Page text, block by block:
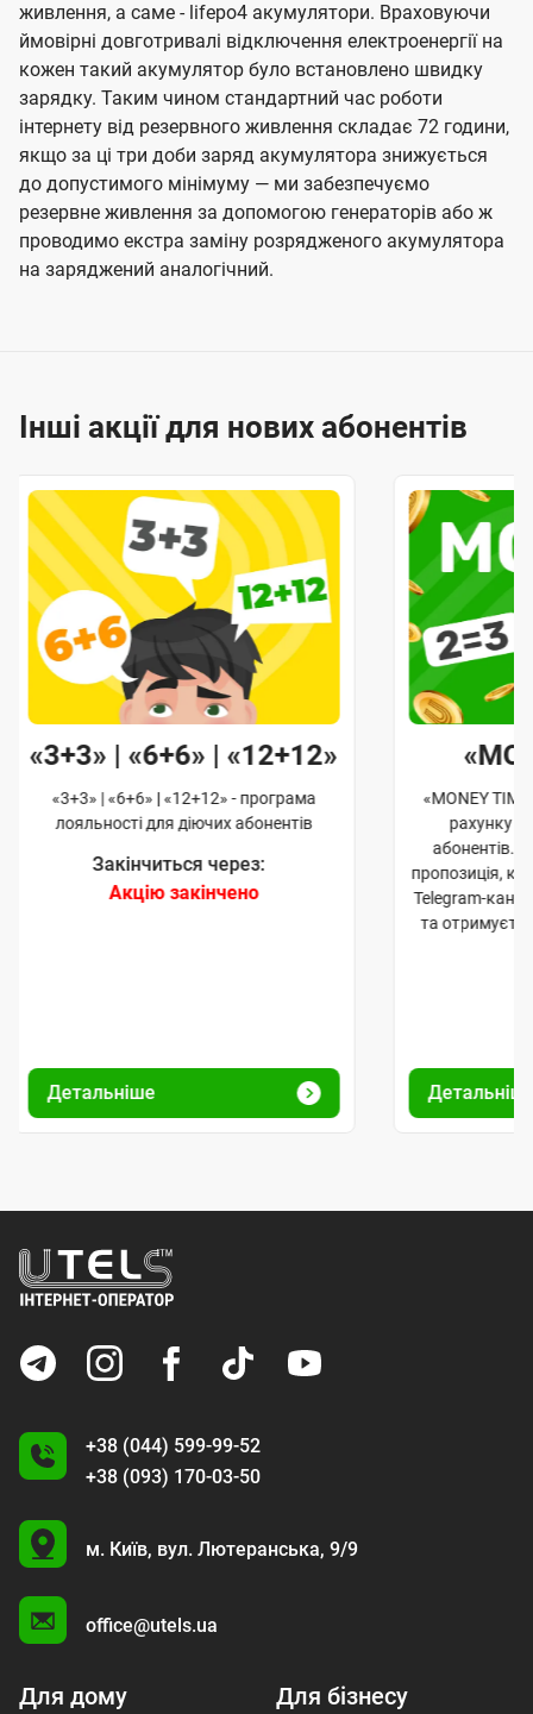
живлення, а саме - lifepo4 акумулятори. Враховуючи
ймовірні довготривалі відключення електроенергії на
кожен такий акумулятор було встановлено швидку
зарядку. Таким чином стандартний час роботи
інтернету від резервного живлення складає 72 години,
якщо за ці три доби заряд акумулятора знижується
до допустимого мінімуму — ми забезпечуємо
резервне живлення за допомогою генераторів або ж
проводимо екстра заміну розрядженого акумулятора
на заряджений аналогічний.
Інші акції для нових абонентів
«3+3» | «6+6» | «12+12»
«3+3» | «6+6» | «12+12» - програма
лояльності для діючих абонентів
Закінчиться через:
Акцію закінчено
Детальніше
«MONEY
рахунку
абонентів.
пропозиція,
Telegram-
та
+38 (044) 599-99-52
+38 (093) 170-03-50
U
м. Київ, вул. Лютеранська, 9/9
office@utels.ua
Для дому Для бізнесу